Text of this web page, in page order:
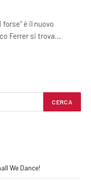
è il nuovo
Ferrer si trova…
We Dance!